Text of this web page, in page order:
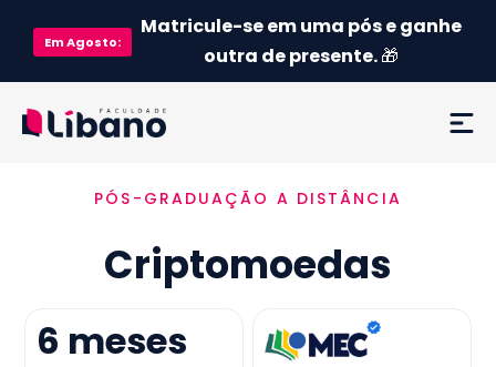
EmAgosto:
Matricule-se em uma pós e ganhe
outra de presente.🎁
Ementa
Como funciona
Credenciamento MEC
PÓS-GRADUAÇÃO A DISTÂNCIA
Criptomoedas
6 meses